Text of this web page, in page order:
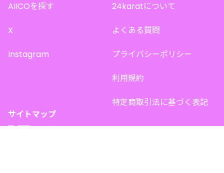
AIICOを探す
X
Instagram
24karatについて
よくある質問
プライバシーポリシー
利用規約
特定商取引法に基づく表記
サイトマップ